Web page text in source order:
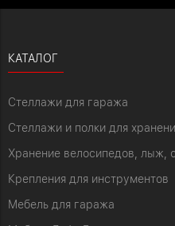
КАТАЛОГ
Стеллажи для гаража
Стеллажи и полки для
Хранение велосипедов, лыж,
Крепления для инструментов
Мебель для гаража